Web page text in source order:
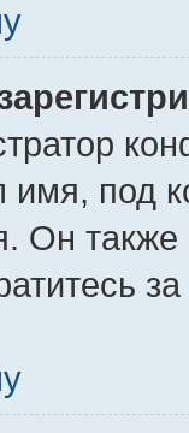
имя, под
Он